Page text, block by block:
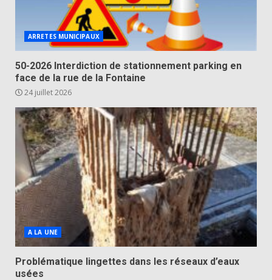
ARRETES MUNICIPAUX
50-2026 Interdiction de stationnement parking en
face de la rue de la Fontaine
24 juillet 2026
A LA UNE
Problématique lingettes dans les réseaux d’eaux
usées